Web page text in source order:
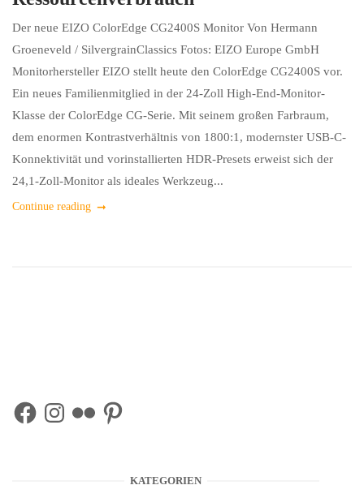
Der neue EIZO ColorEdge CG2400S Monitor Von Hermann
Groeneveld / SilvergrainClassics Fotos: EIZO Europe GmbH
Monitorhersteller EIZO stellt heute den ColorEdge CG2400S vor.
Ein neues Familienmitglied in der 24-Zoll High-End-Monitor-
Klasse der ColorEdge CG-Serie. Mit seinem großen Farbraum,
dem enormen Kontrastverhältnis von 1800:1, modernster USB-C-
Konnektivität und vorinstallierten HDR-Presets erweist sich der
24,1-Zoll-Monitor als ideales Werkzeug...
Continue reading
FacebookInstagram
Flickr Pinterest
KATEGORIEN